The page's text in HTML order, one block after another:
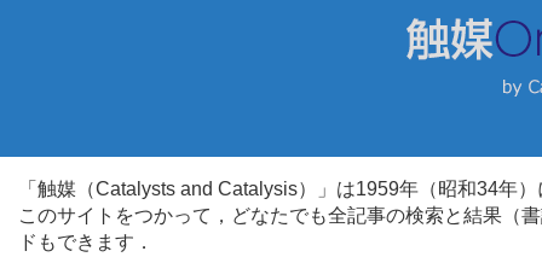
「触媒（Catalysts and Catalysis）」は1959年（昭和34年
このサイトをつかって，どなたでも全記事の検索と結果（
ドもできます．